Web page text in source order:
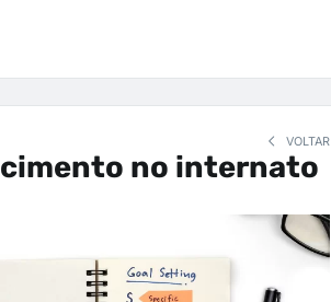
VOLTAR
no internato